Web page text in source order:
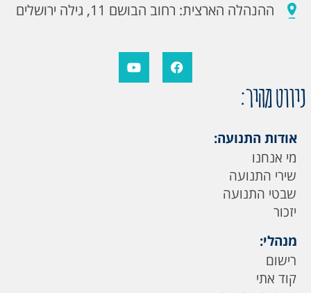
ההנהלה הארצית: רחוב הבושם 11, גילה ירושלים
ניווט מהיר:
אודות התנועה:
מי אנחנו
שירי התנועה
שבטי התנועה
יזכור
מנהלי:
רישום
קוד אתי